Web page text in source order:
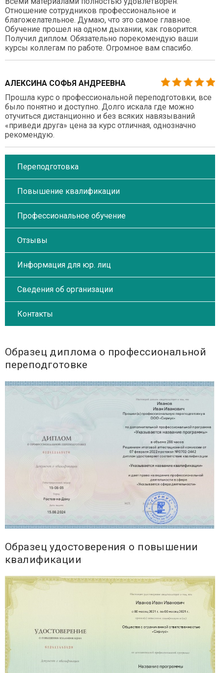
Отношение сотрудников профессиональное и
благожелательное. Думаю, что это самое главное.
Обучение прошел на одном дыхании, как говорится.
Получил диплом. Обязательно порекомендую ваши
курсы коллегам по работе. Огромное вам спасибо.
АЛЕКСИНА СОФЬЯ АНДРЕЕВНА
Прошла курс о профессиональной переподготовки, все
было понятно и доступно. Долго искала где можно
отучиться дистанционно и без всяких навязываний
«приведи друга» цена за курс отличная, однозначно
рекомендую.
Переподготовка
Повышение квалификации
Профессиональное обучение
Отзывы
Информация для юр. лиц
Сведения об организации
Контакты
Образец диплома о профессиональной
переподготовке
Образец удостоверения о повышении
квалификации